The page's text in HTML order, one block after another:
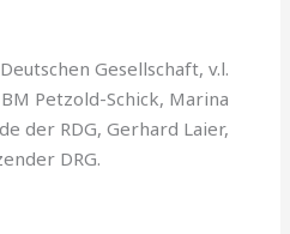
Gesellschaft, v.l.
Petzold-Schick, Marina
der RDG, Gerhard Laier,
DRG.